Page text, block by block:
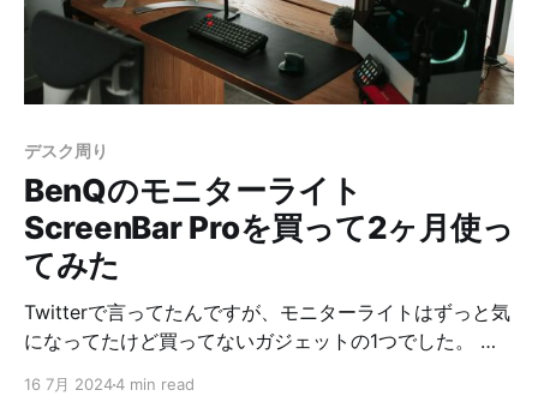
で使われているカスタムスイッチのベースになったと言
われているDeep Sea Silent Box Switch Islet（サイレン
トリニア）です。 サイレントリニアのキースイッチなの
で音は静かだと思っていたのですが、先日HHKBの吸振
で、もしやErgo68でも同じなので
デスク周り
BenQのモニターライト
ScreenBar Proを買って2ヶ月使っ
てみた
Twitterで言ってたんですが、モニターライトはずっと気
になってたけど買ってないガジェットの1つでした。 気
16 7月 20244 min read